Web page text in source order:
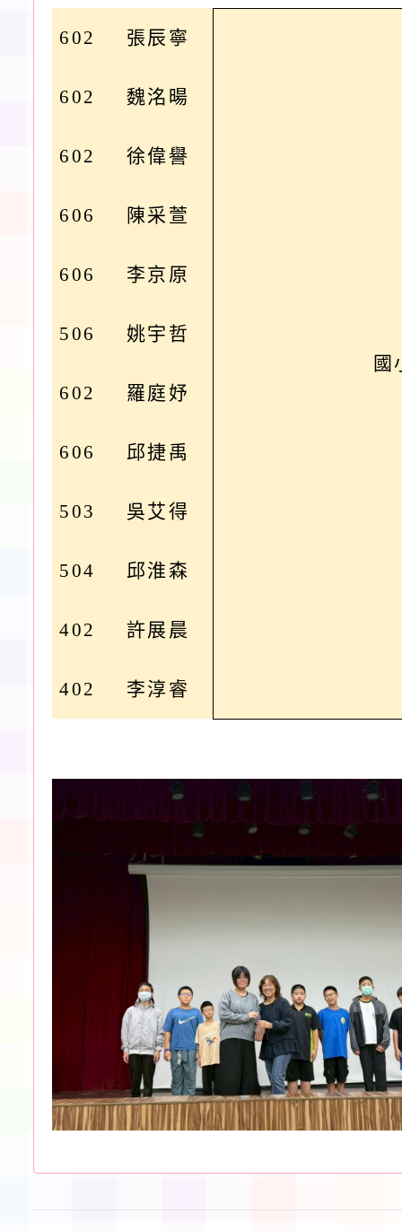
602 張辰寧
國
602 魏洺暘
602 徐偉譽
606 陳采萱
606 李京原
506 姚宇哲
602 羅庭妤
606 邱捷禹
503 吳艾得
504 邱淮森
402 許展晨
402 李淳睿